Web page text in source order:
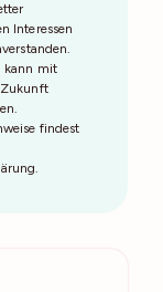
Interessen
kann mit
findest
.